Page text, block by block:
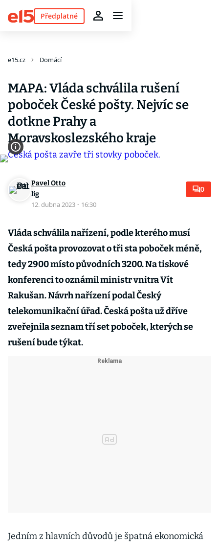
Předplatné
e15.cz Domácí
MAPA: Vláda schválila rušení
poboček České pošty. Nejvíc se
dotkne Prahy a
Moravskoslezského kraje
Pavel Otto
lig
12. dubna 2023 · 16:30
0
Vláda schválila nařízení, podle kterého musí
Česká pošta provozovat o tři sta poboček méně,
tedy 2900 místo původních 3200. Na tiskové
konferenci to oznámil ministr vnitra Vít
Rakušan. Návrh nařízení podal Český
telekomunikační úřad. Česká pošta už dříve
zveřejnila seznam tří set poboček, kterých se
rušení bude týkat.
Jedním z hlavních důvodů je špatná ekonomická